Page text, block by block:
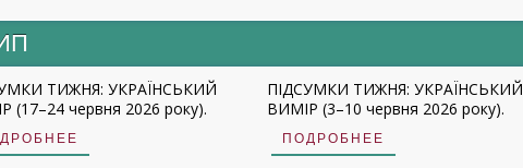
ТИЖНЯ: УКРАЇНСЬКИЙ
(17–24 червня 2026 року).
ПІДСУМКИ ТИЖНЯ: УКРАЇНСЬКИЙ
ВИМІР (3–10 червня 2026 року).
ПОДРОБНЕЕ